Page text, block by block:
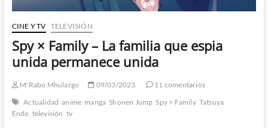
CINE Y TV TELEVISIÓN
Spy × Family – La familia que espia
unida permanece unida
M'Rabo Mhulargo 09/03/2023
11 comentarios
Actualidad anime manga Shonen Jump Spy × Family Tatsuya
Endo televisión tv